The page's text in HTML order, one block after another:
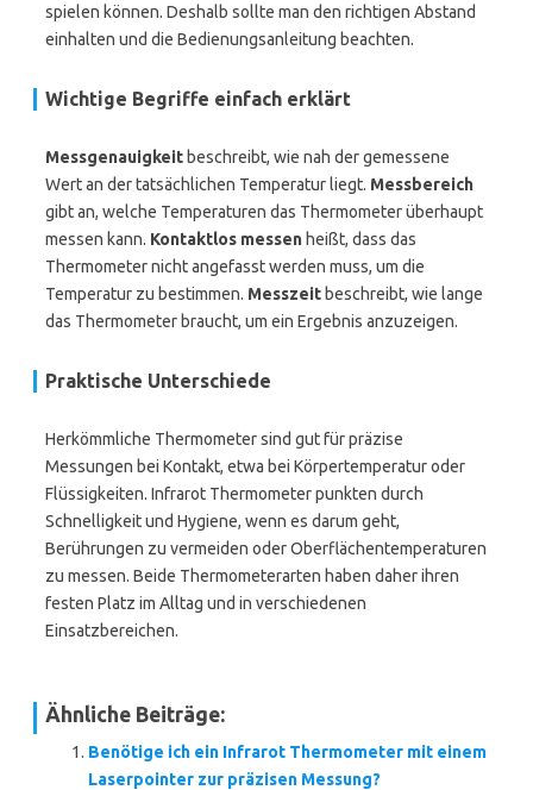
spielen können. Deshalb sollte man den richtigen Abstand
einhalten und die Bedienungsanleitung beachten.
Wichtige Begriffe einfach erklärt
Messgenauigkeit beschreibt, wie nah der gemessene
Wert an der tatsächlichen Temperatur liegt. Messbereich
gibt an, welche Temperaturen das Thermometer überhaupt
messen kann. Kontaktlos messen heißt, dass das
Thermometer nicht angefasst werden muss, um die
Temperatur zu bestimmen. Messzeit beschreibt, wie lange
das Thermometer braucht, um ein Ergebnis anzuzeigen.
Praktische Unterschiede
Herkömmliche Thermometer sind gut für präzise
Messungen bei Kontakt, etwa bei Körpertemperatur oder
Flüssigkeiten. Infrarot Thermometer punkten durch
Schnelligkeit und Hygiene, wenn es darum geht,
Berührungen zu vermeiden oder Oberflächentemperaturen
zu messen. Beide Thermometerarten haben daher ihren
festen Platz im Alltag und in verschiedenen
Einsatzbereichen.
Ähnliche Beiträge:
Benötige ich ein Infrarot Thermometer mit einem
Laserpointer zur präzisen Messung?